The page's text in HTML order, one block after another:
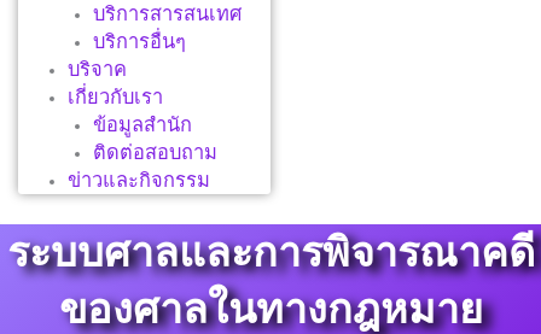
บริการสารสนเทศ
บริการอื่นๆ
บริจาค
เกี่ยวกับเรา
ข้อมูลสำนัก
ติดต่อสอบถาม
ข่าวและกิจกรรม
ระบบศาลและการพิจารณาคดี
ของศาลในทางกฎหมาย